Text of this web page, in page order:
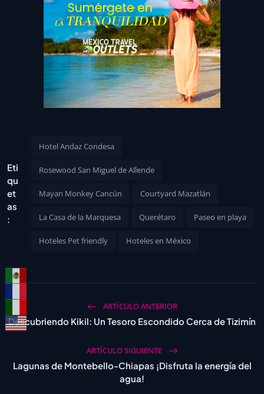
Eti
qu
et
as
:
Hotel Andaz Condesa
Rosewood San Miguel de Allende
Mayan Monkey Cancún Courtyard Mazatlán
La Casa de la Marquesa Querétaro Paseo en playa
Hoteles Pet friendly Hoteles en México
ARTÍCULO ANTERIOR
Descubriendo Kikil: Un Tesoro Escondido Cerca de Tizimín
ARTÍCULO SIGUIENTE
Lagunas de Montebello-Chiapas ¡Disfruta la energía del
agua!